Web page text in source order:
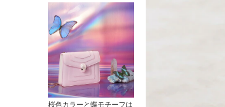
桜色カラーと蝶モチーフは